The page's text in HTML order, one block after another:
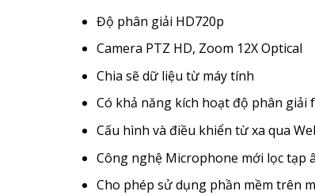
Độ phân giải HD720p
Camera PTZ HD, Zoom 12X Optical
Chia sẽ dữ liệu từ máy tính
Có khả năng kích hoạt độ phân giải
Cấu hình và điều khiển từ xa qua
Công nghệ Microphone mới lọc tạp
Cho phép sử dụng phần mềm trên